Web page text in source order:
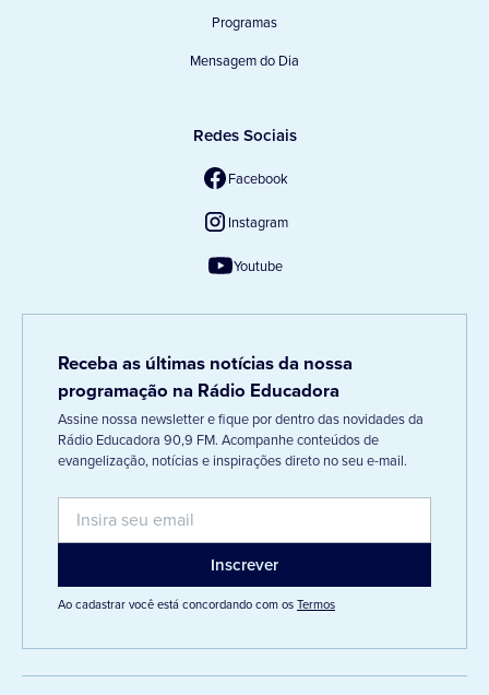
Programas
Mensagem do Dia
Redes Sociais
Facebook
Instagram
Youtube
Receba as últimas notícias da nossa
programação na Rádio Educadora
Assine nossa newsletter e fique por dentro das novidades da
Rádio Educadora 90,9 FM. Acompanhe conteúdos de
evangelização, notícias e inspirações direto no seu e-mail.
Ao cadastrar você está concordando com osTermos